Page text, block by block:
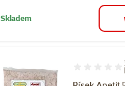
Skladem
Hodnocení